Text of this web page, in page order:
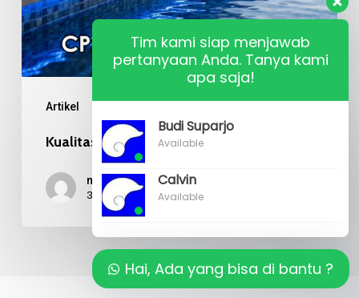
Artikel
Kualitas Material Mosaic Kolam Renang
mr budi
31/07/2026
Tim kami siap menjawab
pertanyaan Anda. Tanya kami
apa saja!
Budi Suparjo
Available
Calvin
Available
Hai, Ada yang bisa di bantu ?